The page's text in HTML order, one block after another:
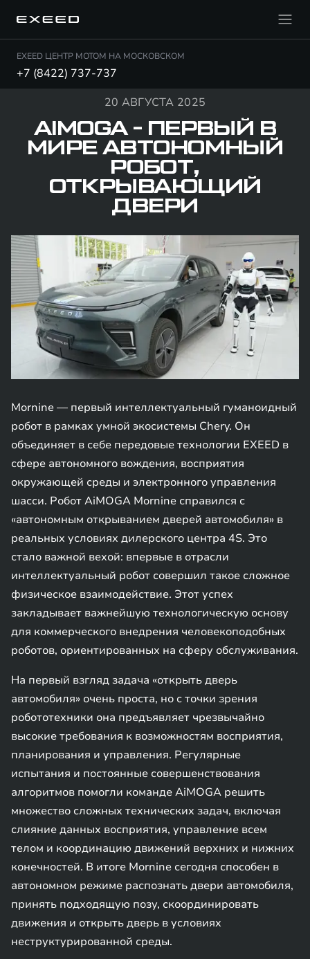
EXEED ЦЕНТР МОТОМ НА МОСКОВСКОМ
+7 (8422) 737-737
20 АВГУСТА 2025
AIMOGA - ПЕРВЫЙ В
МИРЕ АВТОНОМНЫЙ
РОБОТ,
ОТКРЫВАЮЩИЙ
ДВЕРИ
Mornine — первый интеллектуальный гуманоидный
робот в рамках умной экосистемы Chery. Он
объединяет в себе передовые технологии EXEED в
сфере автономного вождения, восприятия
окружающей среды и электронного управления
шасси. Робот AiMOGA Mornine справился с
«автономным открыванием дверей автомобиля» в
реальных условиях дилерского центра 4S. Это
стало важной вехой: впервые в отрасли
интеллектуальный робот совершил такое сложное
физическое взаимодействие. Этот успех
закладывает важнейшую технологическую основу
для коммерческого внедрения человекоподобных
роботов, ориентированных на сферу обслуживания.
На первый взгляд задача «открыть дверь
автомобиля» очень проста, но с точки зрения
робототехники она предъявляет чрезвычайно
высокие требования к возможностям восприятия,
планирования и управления. Регулярные
испытания и постоянные совершенствования
алгоритмов помогли команде AiMOGA решить
множество сложных технических задач, включая
слияние данных восприятия, управление всем
телом и координацию движений верхних и нижних
конечностей. В итоге Mornine сегодня способен в
автономном режиме распознать двери автомобиля,
принять подходящую позу, скоординировать
движения и открыть дверь в условиях
неструктурированной среды.